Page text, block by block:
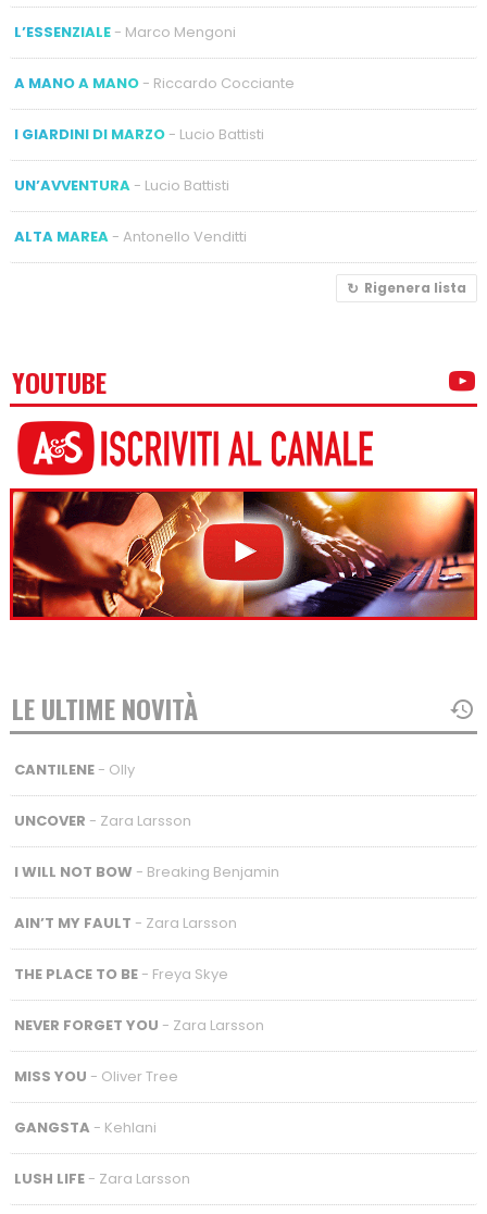
L’ESSENZIALE- Marco Mengoni
A MANO A MANO- Riccardo Cocciante
I GIARDINI DI MARZO- Lucio Battisti
UN’AVVENTURA- Lucio Battisti
ALTA MAREA- Antonello Venditti
Rigenera lista
YOUTUBE
LE ULTIME NOVITÀ
CANTILENE- Olly
UNCOVER - Zara Larsson
I WILL NOT BOW - Breaking Benjamin
AIN’T MY FAULT - Zara Larsson
THE PLACE TO BE- Freya Skye
NEVER FORGET YOU - Zara Larsson
MISS YOU - Oliver Tree
GANGSTA - Kehlani
LUSH LIFE- Zara Larsson